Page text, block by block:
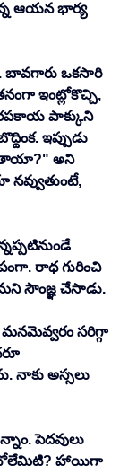
ఆయన భార్య
ఒకసారి
ఇంట్లోకొచ్చి,
పాక్కుని
ఇప్పుడు
అని
నవ్వుతుంటే,
రాధ గురించి
సౌంజ్ఞ చేసాడు.
సరిగ్గా
నాకు అస్సలు
పెదవులు
ఫొటోలేమిటి? హాయిగా